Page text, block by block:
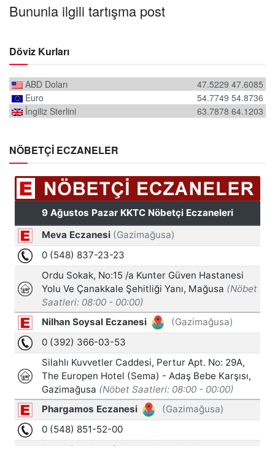
Bununla ilgili tartışma post
Döviz Kurları
ABD Doları 47.6085
47.5229
Euro
54.8736
54.7749
İngiliz Sterlini
64.1203
63.7878
NÖBETÇİ ECZANELER